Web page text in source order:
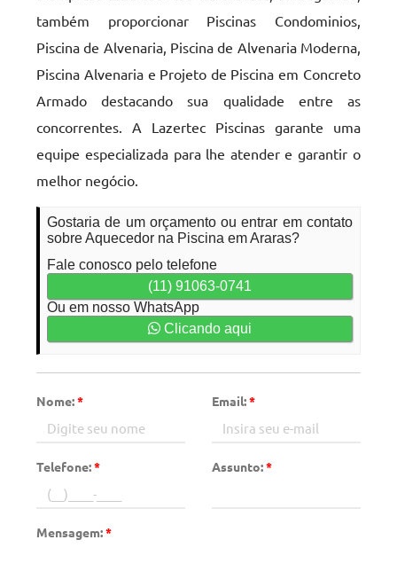
também proporcionar Piscinas Condominios,
Piscina de Alvenaria, Piscina de Alvenaria Moderna,
Piscina Alvenaria e Projeto de Piscina em Concreto
Armado destacando sua qualidade entre as
concorrentes. A Lazertec Piscinas garante uma
equipe especializada para lhe atender e garantir o
melhor negócio.
Gostaria de um orçamento ou entrar em contato
sobre Aquecedor na Piscina em Araras?
Fale conosco pelo telefone
(11) 91063-0741
Ou em nosso WhatsApp
Clicando aqui
Nome:* Email:*
Telefone:* Assunto:*
Mensagem:*